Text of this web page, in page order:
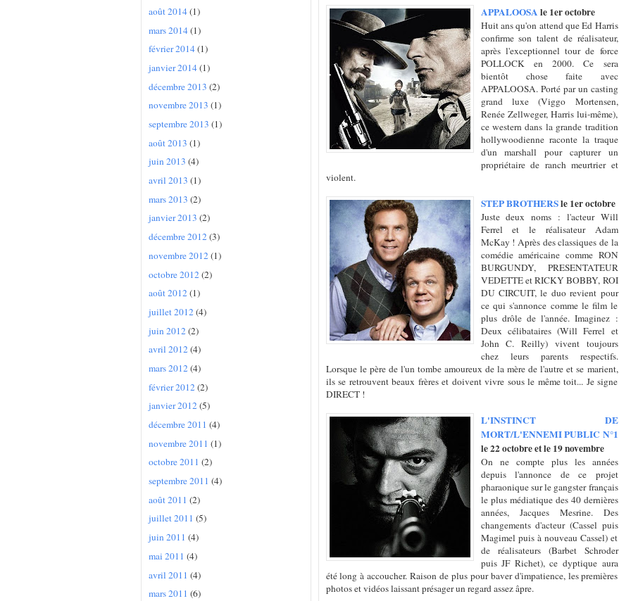
août 2014(1)
mars 2014(1)
février 2014(1)
janvier 2014(1)
décembre 2013 (2)
novembre 2013 (1)
septembre 2013 (1)
août 2013 (1)
juin 2013 (4)
avril 2013 (1)
mars 2013 (2)
janvier 2013 (2)
décembre 2012(3)
novembre 2012(1)
octobre 2012(2)
août 2012(1)
juillet 2012(4)
juin 2012(2)
avril 2012(4)
mars 2012(4)
février 2012(2)
janvier 2012(5)
décembre 2011 (4)
novembre 2011 (1)
octobre 2011 (2)
septembre 2011 (4)
août 2011 (2)
juillet 2011 (5)
juin 2011 (4)
mai 2011 (4)
avril 2011 (4)
mars 2011 (6)
APPALOOSA le 1er octobre
Huit ans qu'on attend que Ed Harris
confirme son talent de réalisateur,
après l'exceptionnel tour de force
POLLOCK en 2000. Ce sera
bientôt chose faite avec
APPALOOSA. Porté par un casting
grand luxe (Viggo Mortensen,
Renée Zellweger, Harris lui-même),
ce western dans la grande tradition
hollywoodienne raconte la traque
d'un marshall pour capturer un
propriétaire de ranch meurtrier et
violent.
STEP BROTHERSle 1er octobre
Juste deux noms : l'acteur Will
Ferrel et le réalisateur Adam
McKay ! Après des classiques de la
comédie américaine comme RON
BURGUNDY, PRESENTATEUR
VEDETTE et RICKY BOBBY, ROI
DU CIRCUIT, le duo revient pour
ce qui s'annonce comme le film le
plus drôle de l'année. Imaginez :
Deux célibataires (Will Ferrel et
John C. Reilly) vivent toujours
chez leurs parents respectifs.
Lorsque le père de l'un tombe amoureux de la mère de l'autre et se marient,
ils se retrouvent beaux frères et doivent vivre sous le même toit... Je signe
DIRECT !
L'INSTINCT DE
MORT/L'ENNEMI PUBLIC N°1
le 22 octobre et le 19 novembre
On ne compte plus les années
depuis l'annonce de ce projet
pharaonique sur le gangster français
le plus médiatique des 40 dernières
années, Jacques Mesrine. Des
changements d'acteur (Cassel puis
Magimel puis à nouveau Cassel) et
de réalisateurs (Barbet Schroder
puis JF Richet), ce dyptique aura
été long à accoucher. Raison de plus pour baver d'impatience, les premières
photos et vidéos laissant présager un regard assez âpre.